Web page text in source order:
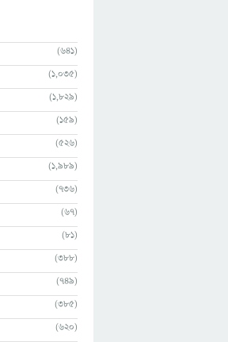
(641)
(1,035)
(1,829)
(159)
(526)
(1,989)
(736)
(67)
(81)
(388)
(749)
(385)
(620)